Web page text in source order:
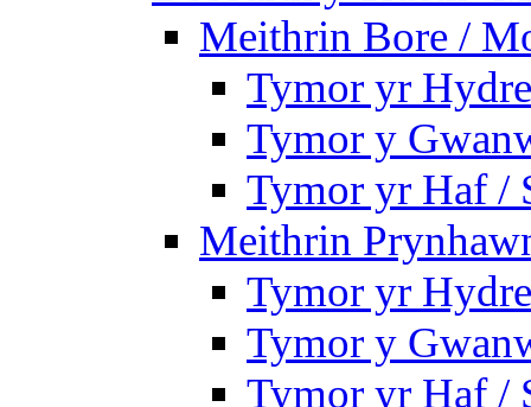
Meithrin Bore /
Tymor yr
Tymor y
Tymor yr Haf /
Meithrin
Tymor yr
Tymor y
Tymor yr Haf /